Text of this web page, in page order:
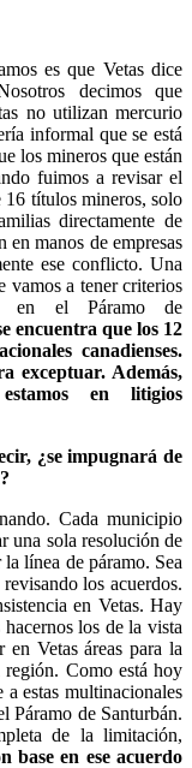
es que Vetas dice
decimos que
no utilizan mercurio
informal que se está
los mineros que están
fuimos a revisar el
16 títulos mineros, solo
directamente de
en manos de empresas
ese conflicto. Una
vamos a tener criterios
en el Páramo de
encuentra que los 12
canadienses.
exceptuar. Además,
en litigios
¿se impugnará de
Cada municipio
una sola resolución de
línea de páramo. Sea
los acuerdos.
en Vetas. Hay
los de la vista
en Vetas áreas para la
Como está hoy
a estas multinacionales
Páramo de Santurbán.
de la limitación,
base en ese acuerdo